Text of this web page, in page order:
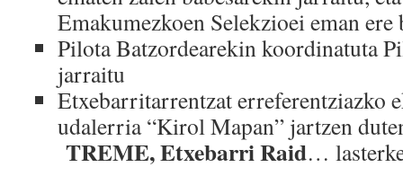
Emakumezkoen Selekzioei eman ere
Pilota Batzordearekin koordinatuta
jarraitu
Etxebarritarrentzat erreferentziazko
udalerria “Kirol Mapan” jartzen
TREME, Etxebarri Raid…